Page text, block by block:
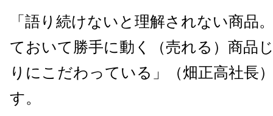
「語り続けないと理解されない商品
ておいて勝手に動く（売れる）商品
りにこだわっている」（畑正高社長
す。